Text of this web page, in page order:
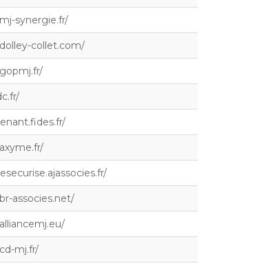
synergie.fr/
collet.com/
associes.net/
mj.fr/